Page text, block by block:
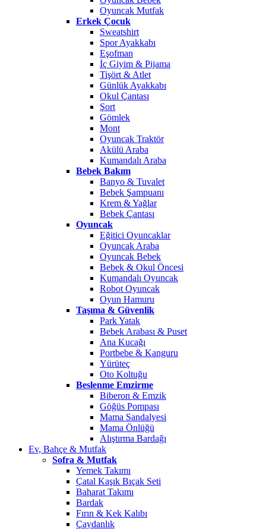
Oyuncak Mutfak
Erkek Çocuk
Sweatshirt
Spor Ayakkabı
Eşofman
İç Giyim & Pijama
Tişört & Atlet
Günlük Ayakkabı
Okul Çantası
Şort
Gömlek
Mont
Oyuncak Traktör
Akülü Araba
Kumandalı Araba
Bebek Bakım
Banyo & Tuvalet
Bebek Şampuanı
Krem & Yağlar
Bebek Çantası
Oyuncak
Eğitici Oyuncaklar
Oyuncak Araba
Oyuncak Bebek
Bebek & Okul Öncesi
Kumandalı Oyuncak
Robot Oyuncak
Oyun Hamuru
Taşıma & Güvenlik
Park Yatak
Bebek Arabası & Puset
Ana Kucağı
Portbebe & Kanguru
Yürüteç
Oto Koltuğu
Beslenme Emzirme
Biberon & Emzik
Göğüs Pompası
Mama Sandalyesi
Mama Önlüğü
Alıştırma Bardağı
Ev, Bahçe & Mutfak
Sofra & Mutfak
Yemek Takımı
Çatal Kaşık Bıçak Seti
Baharat Takımı
Bardak
Fırın & Kek Kalıbı
Çaydanlık